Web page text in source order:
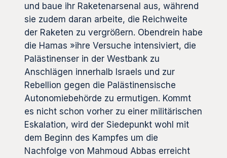
und baue ihr Raketenarsenal aus, während
sie zudem daran arbeite, die Reichweite
der Raketen zu vergrößern. Obendrein habe
die Hamas »ihre Versuche intensiviert, die
Palästinenser in der Westbank zu
Anschlägen innerhalb Israels und zur
Rebellion gegen die Palästinensische
Autonomiebehörde zu ermutigen. Kommt
es nicht schon vorher zu einer militärischen
Eskalation, wird der Siedepunkt wohl mit
dem Beginn des Kampfes um die
Nachfolge von Mahmoud Abbas erreicht